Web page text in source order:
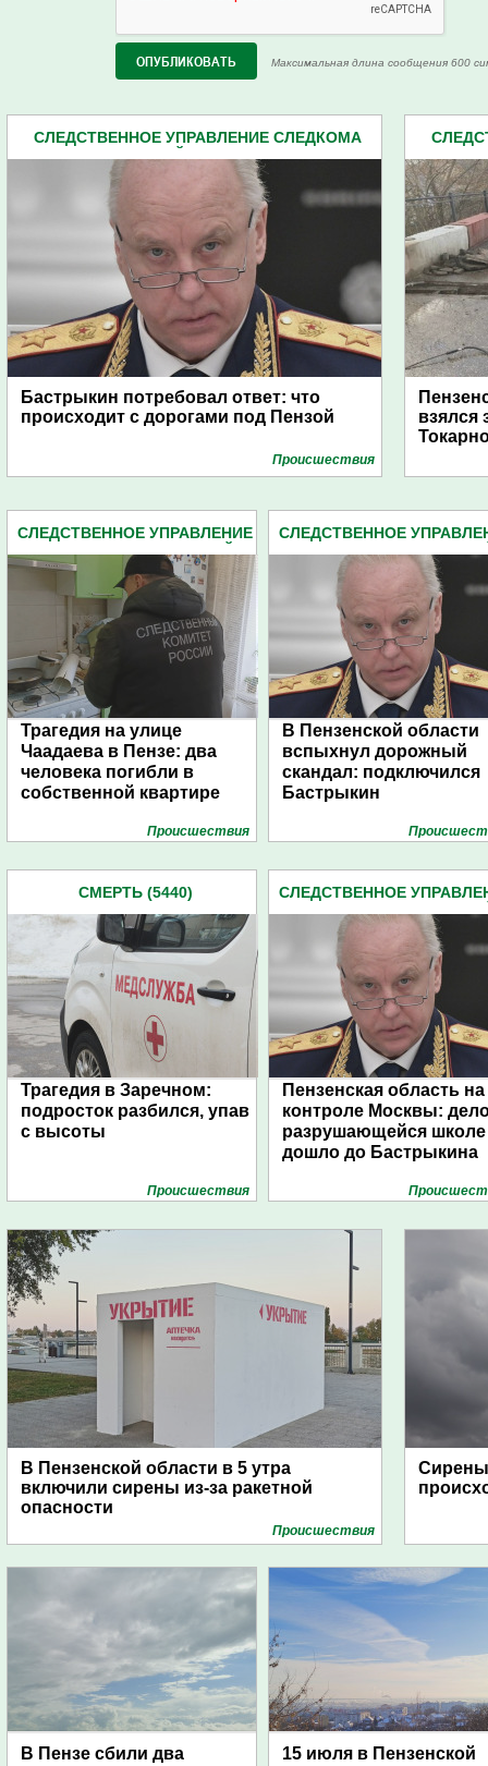
Максимальная длина сообщения 600
СЛЕДСТВЕННОЕ УПРАВЛЕНИЕ СЛЕДКОМА
Бастрыкин потребовал ответ: что
происходит с дорогами под Пензой
Проиcшествия
взялся
СЛЕДСТВЕННОЕ УПРАВЛЕНИЕ
ОБЛАСТИ (2162)
Трагедия на улице
Чаадаева в Пензе: два
человека погибли в
собственной квартире
Проиcшествия
СЛЕДСТВЕННОЕ
ОБЛАСТИ (2162)
В Пензенской области
вспыхнул дорожный
скандал: подключился
Бастрыкин
СМЕРТЬ (5440)
Трагедия в Заречном:
подросток разбился, упав
с высоты
Проиcшествия
СЛЕДСТВЕННОЕ
ОБЛАСТИ (2162)
Пензенская область на
контроле Москвы:
разрушающейся школе
дошло до Бастрыкина
В Пензенской области в 5 утра
включили сирены из-за ракетной
опасности
Проиcшествия
Сирены
В Пензе сбили два
15 июля в Пензенской